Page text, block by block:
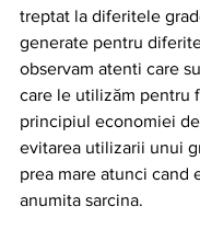
treptat la diferitele
generate pentru
observam atenti care
care le utilizăm pentru
principiul economiei
evitarea utilizarii unui
prea mare atunci cand
anumita sarcina.